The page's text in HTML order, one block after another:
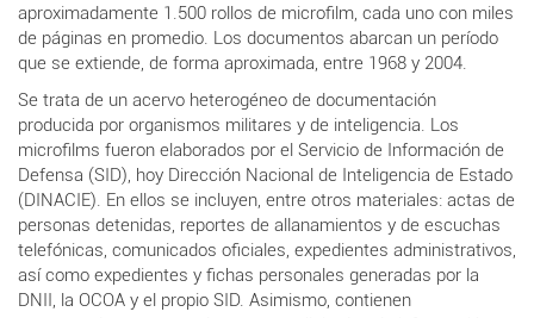
aproximadamente 1.500 rollos de microfilm, cada uno con miles
de páginas en promedio. Los documentos abarcan un período
que se extiende, de forma aproximada, entre 1968 y 2004.
Se trata de un acervo heterogéneo de documentación
producida por organismos militares y de inteligencia. Los
microfilms fueron elaborados por el Servicio de Información de
Defensa (SID), hoy Dirección Nacional de Inteligencia de Estado
(DINACIE). En ellos se incluyen, entre otros materiales: actas de
personas detenidas, reportes de allanamientos y de escuchas
telefónicas, comunicados oficiales, expedientes administrativos,
así como expedientes y fichas personales generadas por la
DNII, la OCOA y el propio SID. Asimismo, contienen